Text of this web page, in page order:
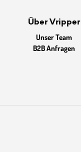
Über Vripper
Unser Team
B2B Anfragen